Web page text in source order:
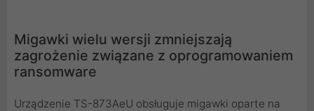
Migawki wielu wersji zmniejszają
zagrożenie związane z oprogramowaniem
ransomware
Urządzenie TS-873AeU obsługuje migawki oparte na